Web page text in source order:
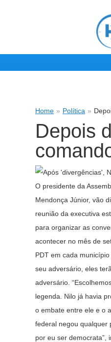
Home » Política »
Depois
O presidente da
Mendonça Júnior, vão
reunião da executiva
para organizar as
acontecer no mês de
PDT em cada
seu adversário, eles
adversário.
legenda. Nilo já havia
o embate entre ele e o
federal negou qualquer
por eu ser democrata”,